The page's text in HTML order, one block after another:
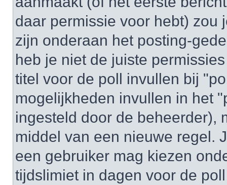
daar permissie voor hebt) zou
zijn onderaan het posting-
heb je niet de juiste
titel voor de poll invullen bij
mogelijkheden invullen in het
ingesteld door de beheerder),
middel van een nieuwe regel.
een gebruiker mag kiezen
tijdslimiet in dagen voor de